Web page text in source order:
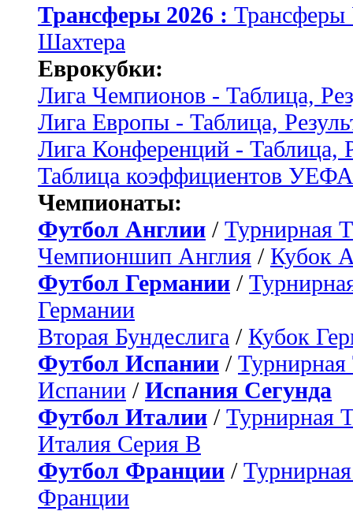
Трансферы 2026 :
Шахтера
Еврокубки:
Лига Чемпионов - Таблица,
Лига Европы - Таблица,
Лига Конференций - Таблица,
Таблица коэффициентов УЕФА
Чемпионаты:
Футбол Англии / Турнирная
Чемпионшип Англия / Кубок
Футбол Германии /
Германии
Вторая Бундеслига / Кубок
Футбол Испании / Турнирная
Испании / Испания Сегунда
Футбол Италии / Турнирная
Италия Серия B
Футбол Франции /
Франции